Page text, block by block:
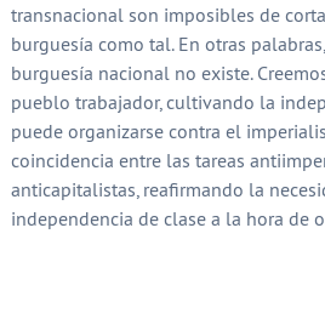
transnacional son imposibles de
burguesía como tal. En otras
burguesía nacional no existe.
pueblo trabajador, cultivando la
puede organizarse contra el
coincidencia entre las tareas
anticapitalistas, reafirmando la
independencia de clase a la hora de